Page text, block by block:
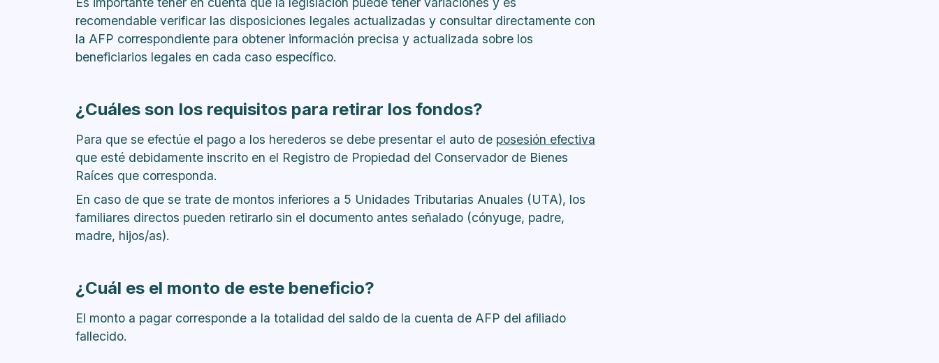
recomendable verificar las disposiciones legales actualizadas y consultar directamente con
la AFP correspondiente para obtener información precisa y actualizada sobre los
beneficiarios legales en cada caso específico.
¿Cuáles son los requisitos para retirar los fondos?
Para que se efectúe el pago a los herederos se debe presentar el auto de posesión efectiva
que esté debidamente inscrito en el Registro de Propiedad del Conservador de Bienes
Raíces que corresponda.
En caso de que se trate de montos inferiores a 5 Unidades Tributarias Anuales (UTA), los
familiares directos pueden retirarlo sin el documento antes señalado (cónyuge, padre,
madre, hijos/as).
¿Cuál es el monto de este beneficio?
El monto a pagar corresponde a la totalidad del saldo de la cuenta de AFP del afiliado
fallecido.